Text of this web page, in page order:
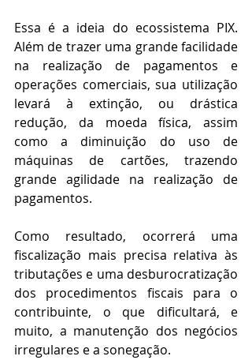
Essa é a ideia do ecossistema PIX.
Além de trazer uma grande facilidade
na realização de pagamentos e
operações comerciais, sua utilização
levará à extinção, ou drástica
redução, da moeda física, assim
como a diminuição do uso de
máquinas de cartões, trazendo
grande agilidade na realização de
pagamentos.
Como resultado, ocorrerá uma
fiscalização mais precisa relativa às
tributações e uma desburocratização
dos procedimentos fiscais para o
contribuinte, o que dificultará, e
muito, a manutenção dos negócios
irregulares e a sonegação.